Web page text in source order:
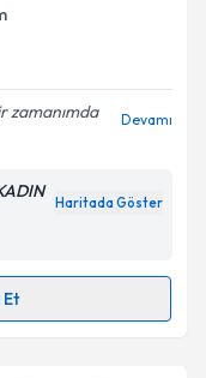
zamanımda
Devamı
Haritada Göster